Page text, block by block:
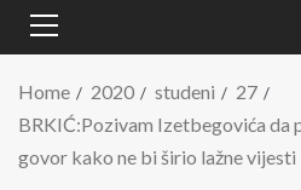
Home 2020 studeni
27
BRKIĆ:Pozivam Izetbegovića da
govor kako ne bi širio lažne vijesti